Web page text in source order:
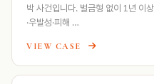
박 사건입니다. 벌금형 없이 1년 이
·우발성·피해 …
VIEW CASE